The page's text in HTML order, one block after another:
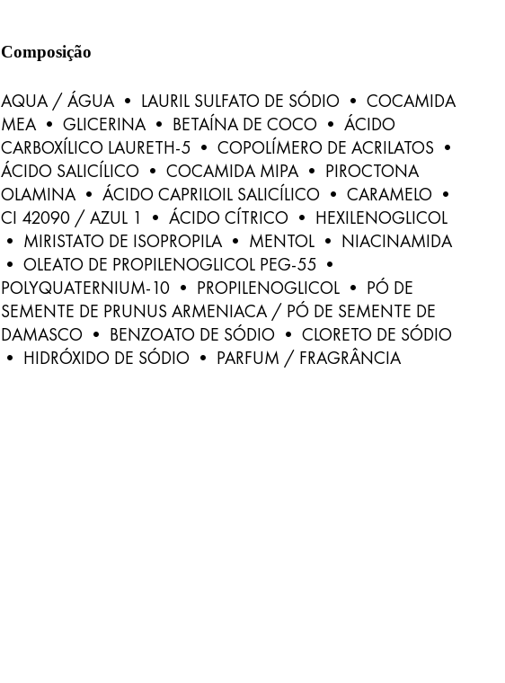
Composição
AQUA / ÁGUA • LAURIL SULFATO DE SÓDIO • COCAMIDA
MEA • GLICERINA • BETAÍNA DE COCO • ÁCIDO
CARBOXÍLICO LAURETH-5 • COPOLÍMERO DE ACRILATOS •
ÁCIDO SALICÍLICO • COCAMIDA MIPA • PIROCTONA
OLAMINA • ÁCIDO CAPRILOIL SALICÍLICO • CARAMELO •
CI 42090 / AZUL 1 • ÁCIDO CÍTRICO • HEXILENOGLICOL
• MIRISTATO DE ISOPROPILA • MENTOL • NIACINAMIDA
• OLEATO DE PROPILENOGLICOL PEG-55 •
POLYQUATERNIUM-10 • PROPILENOGLICOL • PÓ DE
SEMENTE DE PRUNUS ARMENIACA / PÓ DE SEMENTE DE
DAMASCO • BENZOATO DE SÓDIO • CLORETO DE SÓDIO
• HIDRÓXIDO DE SÓDIO • PARFUM / FRAGRÂNCIA